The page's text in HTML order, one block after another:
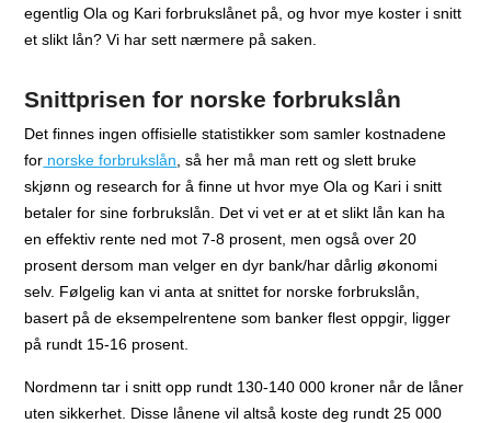
egentlig Ola og Kari forbrukslånet på, og hvor mye koster i snitt
et slikt lån? Vi har sett nærmere på saken.
Snittprisen for norske forbrukslån
Det finnes ingen offisielle statistikker som samler kostnadene
for norske forbrukslån , så her må man rett og slett bruke
skjønn og research for å finne ut hvor mye Ola og Kari i snitt
betaler for sine forbrukslån. Det vi vet er at et slikt lån kan ha
en effektiv rente ned mot 7-8 prosent, men også over 20
prosent dersom man velger en dyr bank/har dårlig økonomi
selv. Følgelig kan vi anta at snittet for norske forbrukslån,
basert på de eksempelrentene som banker flest oppgir, ligger
på rundt 15-16 prosent.
Nordmenn tar i snitt opp rundt 130-140 000 kroner når de låner
uten sikkerhet. Disse lånene vil altså koste deg rundt 25 000